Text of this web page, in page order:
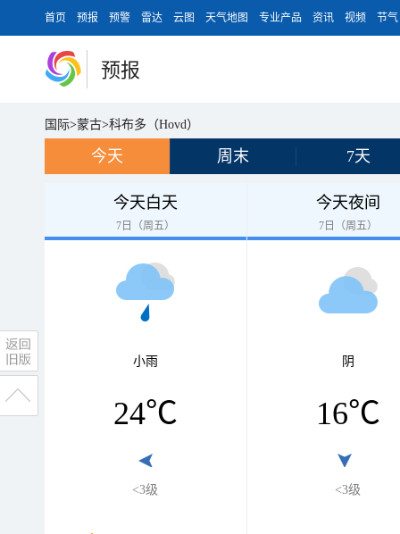
首页 预报 预警 雷达 云图 天气地图 专业产品 资讯 视频 节气
预报
国际>蒙古>科布多（Hovd）
今天 周末 7天
今天白天
7日（周五）
小雨
24℃
<3级
今天夜间
7日（周五）
阴
16℃
<3级